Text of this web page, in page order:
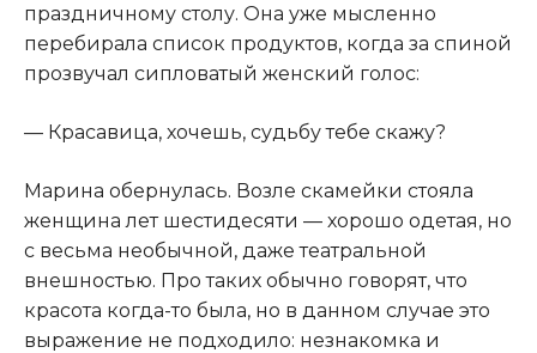
праздничному столу. Она уже мысленно
перебирала список продуктов, когда за спиной
прозвучал сипловатый женский голос:
— Красавица, хочешь, судьбу тебе скажу?
Марина обернулась. Возле скамейки стояла
женщина лет шестидесяти — хорошо одетая, но
с весьма необычной, даже театральной
внешностью. Про таких обычно говорят, что
красота когда-то была, но в данном случае это
выражение не подходило: незнакомка и